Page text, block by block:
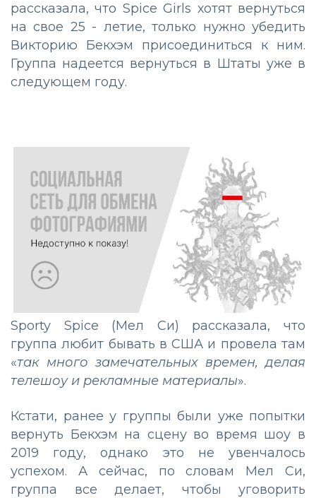
рассказала, что Spice Girls хотят вернуться
на свое 25 - летие, только нужно убедить
Викторию Бекхэм присоединиться к ним.
Группа надеется вернуться в Штаты уже в
следующем году.
Sporty Spice (Мел Си) рассказала, что
группа любит бывать в США и провела там
«так много замечательных времен, делая
телешоу и рекламные материалы».
Кстати, ранее у группы были уже попытки
вернуть Бекхэм на сцену во время шоу в
2019 году, однако это не увенчалось
успехом. А сейчас, по словам Мел Си,
группа все делает, чтобы уговорить